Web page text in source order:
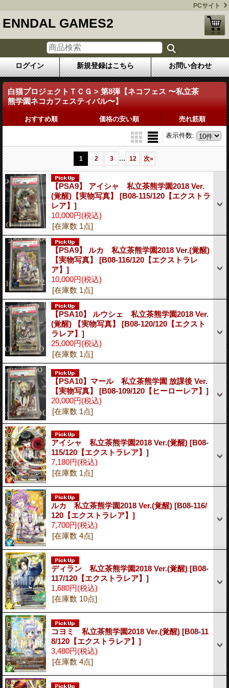
PCサイト
ENNDAL GAMES2
ログイン 新規登録はこちら お問い合わせ
白猫プロジェクトＴＣＧ > 第8弾【ネコフェス 〜私立茶
熊学園ネコカフェスティバル〜】
おすすめ順 価格の安い順 売れ筋順
表示件数:
1 2 3 ... 12 次»
【PSA9】 アイシャ 私立茶熊学園2018 Ver.
(覚醒)【実物写真】 [B08-115/120【エクストラ
レア】]
10,000円(税込)
[在庫数 1点]
【PSA9】 ルカ 私立茶熊学園2018 Ver.(覚醒)
【実物写真】 [B08-116/120【エクストラレ
ア】]
10,000円(税込)
[在庫数 1点]
【PSA10】 ルウシェ 私立茶熊学園2018 Ver.
(覚醒) 【実物写真】 [B08-120/120【エクスト
ラレア】]
25,000円(税込)
[在庫数 1点]
【PSA10】マール 私立茶熊学園 放課後 Ver.
【実物写真】 [B08-109/120【ヒーローレア】]
20,000円(税込)
[在庫数 1点]
アイシャ 私立茶熊学園2018 Ver.(覚醒) [B08-
115/120【エクストラレア】]
7,180円(税込)
[在庫数 1点]
ルカ 私立茶熊学園2018 Ver.(覚醒) [B08-116/
120【エクストラレア】]
7,700円(税込)
[在庫数 4点]
ディラン 私立茶熊学園2018 Ver.(覚醒) [B08-
117/120【エクストラレア】]
1,680円(税込)
[在庫数 10点]
コヨミ 私立茶熊学園2018 Ver.(覚醒) [B08-11
8/120【エクストラレア】]
3,480円(税込)
[在庫数 4点]